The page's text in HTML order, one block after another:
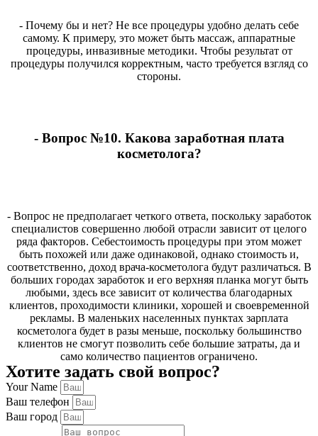
- Почему бы и нет? Не все процедуры удобно делать себе
самому. К примеру, это может быть массаж, аппаратные
процедуры, инвазивные методики. Чтобы результат от
процедуры получился корректным, часто требуется взгляд со
стороны.
- Вопрос №10. Какова заработная плата
косметолога?
- Вопрос не предполагает четкого ответа, поскольку заработок
специалистов совершенно любой отрасли зависит от целого
ряда факторов. Себестоимость процедуры при этом может
быть похожей или даже одинаковой, однако стоимость и,
соответственно, доход врача-косметолога будут различаться. В
больших городах заработок и его верхняя планка могут быть
любыми, здесь все зависит от количества благодарных
клиентов, проходимости клиники, хорошей и своевременной
рекламы. В маленьких населенных пунктах зарплата
косметолога будет в разы меньше, поскольку большинство
клиентов не смогут позволить себе большие затраты, да и
само количество пациентов ограничено.
Хотите задать свой вопрос?
Your Name
Ваш телефон
Ваш город